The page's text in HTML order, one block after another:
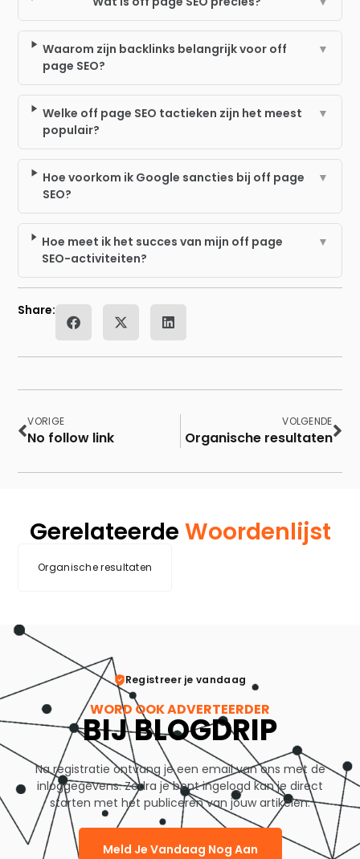
Share:
Waarom zijn backlinks belangrijk voor off
page SEO?
▼
Welke off page SEO tactieken zijn het meest
populair?
▼
Hoe voorkom ik Google sancties bij off page
SEO?
▼
Hoe meet ik het succes van mijn off page
SEO-activiteiten?
▼
VORIGE
No follow link
VOLGENDE
Organische resultaten
Gerelateerde Woordenlijst
Organische resultaten
Registreer je vandaag
WORD OOK ADVERTEERDER
BIJ BLOGDRIP
Na registratie ontvang je een email van ons met de
inloggegevens. Zodra je bent ingelogd kan je direct
starten met het publiceren van jouw artikelen.
Meld Je Vandaag Nog Aan